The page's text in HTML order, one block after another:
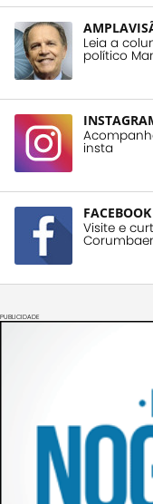
Leia a
político
insta
FACEBOOK
Visite e
PUBLICIDADE